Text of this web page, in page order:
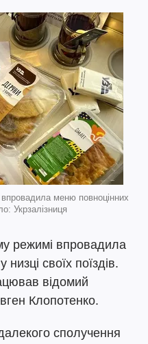
меню повноцінних
Укрзалізниця
режимі впровадила
своїх поїздів.
відомий
Клопотенко.
сполучення